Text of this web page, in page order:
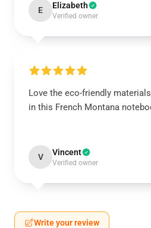
E Elizabeth
Verified owner
Love the eco-friendly
in this French Montana
V Vincent
Verified owner
Write your review